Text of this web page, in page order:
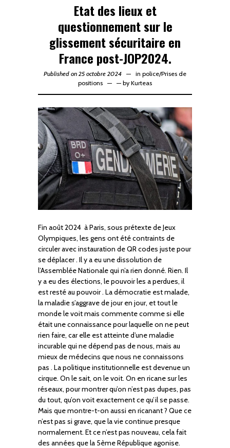
Etat des lieux et
questionnement sur le
glissement sécuritaire en
France post-JOP2024.
Published on 25 octobre 2024 in police/Prises de
positions
— by Kurteas
Fin août 2024 à Paris, sous prétexte de Jeux
Olympiques, les gens ont été contraints de
circuler avec instauration de QR codes juste pour
se déplacer . Il y a eu une dissolution de
l’Assemblée Nationale qui n’a rien donné. Rien. Il
y a eu des élections, le pouvoir les a perdues, il
est resté au pouvoir . La démocratie est malade,
la maladie s’aggrave de jour en jour, et tout le
monde le voit mais commente comme si elle
était une connaissance pour laquelle on ne peut
rien faire, car elle est atteinte d’une maladie
incurable qui ne dépend pas de nous, mais au
mieux de médecins que nous ne connaissons
pas . La politique institutionnelle est devenue un
cirque. On le sait, on le voit. On en ricane sur les
réseaux, pour montrer qu’on n’est pas dupes, pas
du tout, qu’on voit exactement ce qu’il se passe.
Mais que montre-t-on aussi en ricanant ? Que ce
n’est pas si grave, que la vie continue presque
normalement. Et ce n’est pas nouveau, cela fait
des années que la 5ème République agonise.